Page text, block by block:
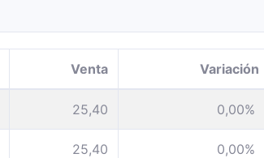
Venta Variación
25,40 0,00%
25,40 0,00%